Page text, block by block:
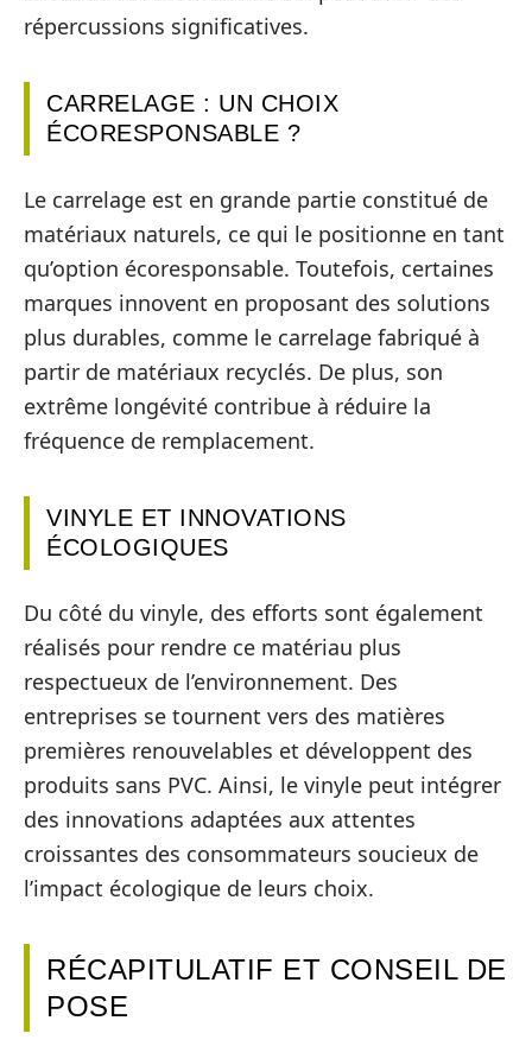
répercussions significatives.
CARRELAGE : UN CHOIX
ÉCORESPONSABLE ?
Le carrelage est en grande partie constitué de
matériaux naturels, ce qui le positionne en tant
qu’option écoresponsable. Toutefois, certaines
marques innovent en proposant des solutions
plus durables, comme le carrelage fabriqué à
partir de matériaux recyclés. De plus, son
extrême longévité contribue à réduire la
fréquence de remplacement.
VINYLE ET INNOVATIONS
ÉCOLOGIQUES
Du côté du vinyle, des efforts sont également
réalisés pour rendre ce matériau plus
respectueux de l’environnement. Des
entreprises se tournent vers des matières
premières renouvelables et développent des
produits sans PVC. Ainsi, le vinyle peut intégrer
des innovations adaptées aux attentes
croissantes des consommateurs soucieux de
l’impact écologique de leurs choix.
RÉCAPITULATIF ET CONSEIL DE
POSE